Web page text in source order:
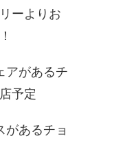
ーよりお
アがあるチ
予定
があるチョ